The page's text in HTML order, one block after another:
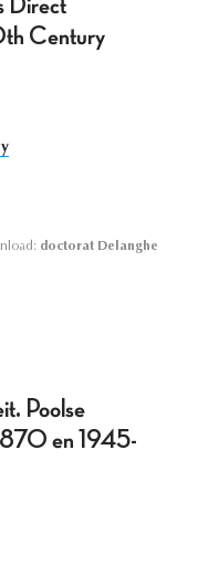
Direct
Century
doctorat Delanghe
Poolse
en 1945-